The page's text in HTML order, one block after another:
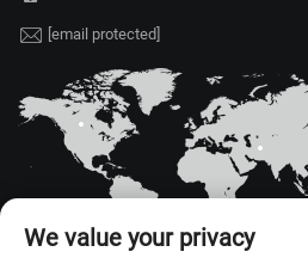
[email protected]
We value your privacy